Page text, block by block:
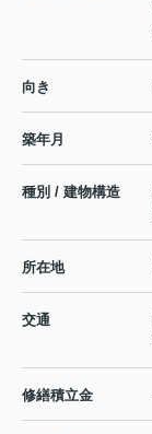
向き
築年月
種別 / 建物構造
所在地
交通
修繕積立金